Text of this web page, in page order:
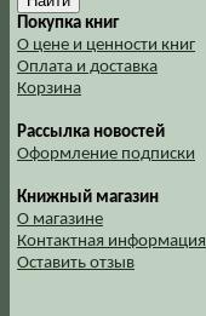
Покупка книг
О цене и ценности книг
Оплата и доставка
Корзина
Рассылка новостей
Оформление подписки
Книжный магазин
О магазине
Контактная информация
Оставить отзыв